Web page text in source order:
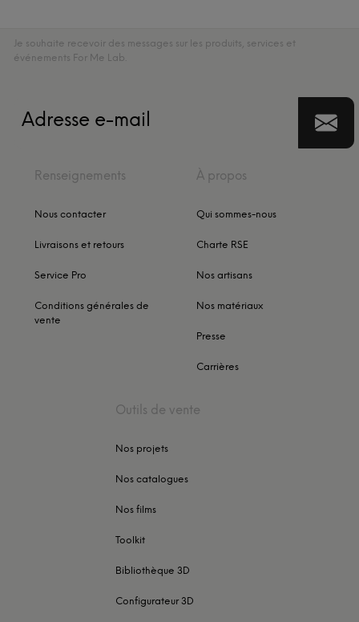
Je souhaite recevoir des messages sur les produits, services et
événements For Me Lab.
Renseignements
Nous contacter
Livraisons et retours
Service Pro
Conditions générales de
vente
À propos
Qui sommes-nous
Charte RSE
Nos artisans
Nos matériaux
Presse
Carrières
Outils de vente
Nos projets
Nos catalogues
Nos films
Toolkit
Bibliothèque 3D
Configurateur 3D